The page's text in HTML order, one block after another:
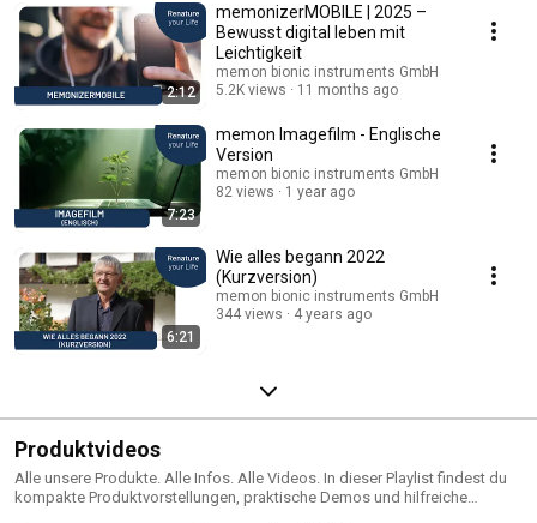
2:12
memonizerMOBILE | 2025 –
Bewusst digital leben mit
Leichtigkeit
memon bionic instruments GmbH
5.2K views
11 months ago
7:23
memon Imagefilm - Englische
Version
memon bionic instruments GmbH
82 views
1 year ago
6:21
Wie alles begann 2022
(Kurzversion)
memon bionic instruments GmbH
344 views
4 years ago
Produktvideos
Alle unsere Produkte. Alle Infos. Alle Videos. In dieser Playlist findest du
kompakte Produktvorstellungen, praktische Demos und hilfreiche